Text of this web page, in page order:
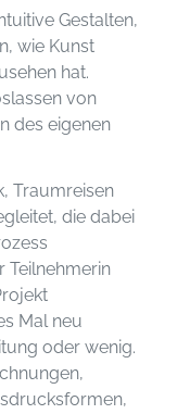
Gestalten,
wie Kunst
hat.
von
des eigenen
Traumreisen
die dabei
Teilnehmerin
Mal neu
oder wenig.